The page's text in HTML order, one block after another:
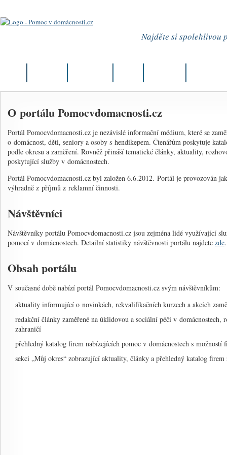
Najděte si spolehlivou
O portálu Pomocvdomacnosti.cz
Portál Pomocvdomacnosti.cz je nezávislé informační médium, které se
o domácnost, děti, seniory a osoby s hendikepem. Čtenářům poskytuje
podle okresu a zaměření. Rovněž přináší tematické články, aktuality,
poskytující služby v domácnostech.
Portál Pomocvdomacnosti.cz byl založen 6.6.2012. Portál je provozován
výhradně z příjmů z reklamní činnosti.
Návštěvníci
Návštěvníky portálu Pomocvdomacnosti.cz jsou zejména lidé využívající
pomocí v domácnostech. Detailní statistiky návštěvnosti portálu najdete zde.
Obsah portálu
V současné době nabízí portál Pomocvdomacnosti.cz svým návštěvníkům:
aktuality informující o novinkách, rekvalifikačních kurzech a akcích
redakční články zaměřené na úklidovou a sociální péči v
zahraničí
přehledný katalog firem nabízejících pomoc v domácnostech s možností
sekci „Můj okres“ zobrazující aktuality, články a přehledný katalog